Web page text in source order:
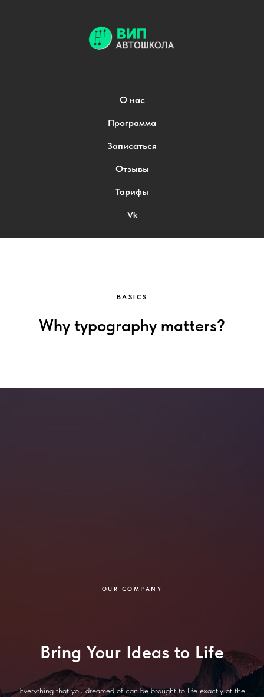
О нас
Программа
Записаться
Отзывы
Тарифы
Vk
BASICS
Why typography matters?
OUR COMPANY
Bring Your Ideas to Life
Everything that you dreamed of can be brought to life exactly at the